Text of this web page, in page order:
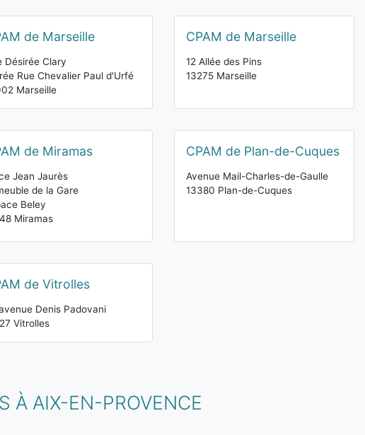
de Marseille
Désirée Clary
Rue Chevalier Paul d'Urfé
Marseille
CPAM de Marseille
12 Allée des Pins
13275 Marseille
de Miramas
Jean Jaurès
de la Gare
Beley
Miramas
CPAM de Plan-de-Cuques
Avenue Mail-Charles-de-Gaulle
13380 Plan-de-Cuques
de Vitrolles
Denis Padovani
Vitrolles
À AIX-EN-PROVENCE